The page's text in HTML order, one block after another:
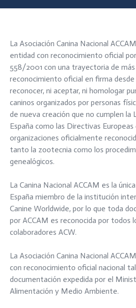
La Asociación Canina Nacional
entidad con reconocimiento oficial
558/2001 con una trayectoria de
reconocimiento oficial en firma
reconocer, ni aceptar, ni homologar
caninos organizados por personas
de nueva creación que no cumplen
España como las Directivas Europeas
organizaciones oficialmente
tanto la zootecnia como los
genealógicos.
La Canina Nacional ACCAM es la
España miembro de la institución
Canine Worldwide, por lo que toda
por ACCAM es reconocida por todos
colaboradores ACW.
La Asociación Canina Nacional
con reconocimiento oficial nacional
documentación expedida por el
Alimentación y Medio Ambiente.